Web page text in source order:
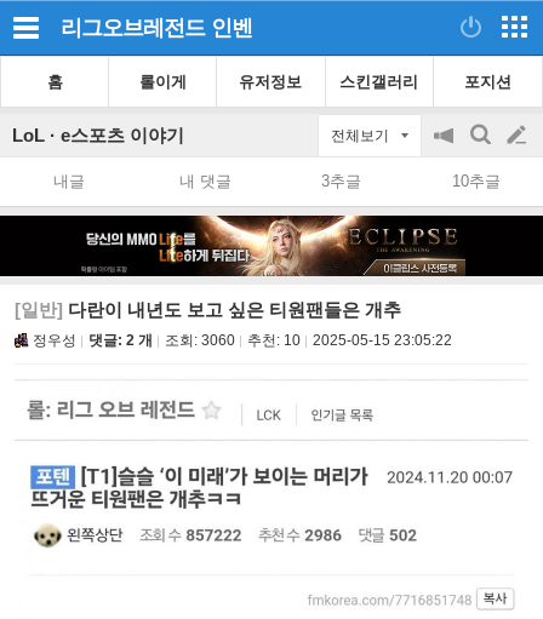
리그오브레전드 인벤
홈 롤이게 유저정보 스킨갤러리 포지션
LoL · e스포츠 이야기 전체보기
공
지
on/off
검
색
글
쓰
내글 내 댓글 3추글 10추글
[일반] 다란이 내년도 보고 싶은 티원팬들은 개추
정우성 댓글: 2 개 조회: 3060 추천: 10 2025-05-15 23:05:22